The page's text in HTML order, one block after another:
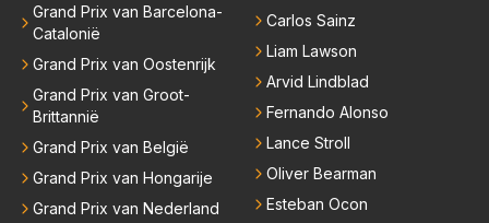
Grand Prix van Barcelona-
Catalonië
Grand Prix van Oostenrijk
Grand Prix van Groot-
Brittannië
Grand Prix van België
Grand Prix van Hongarije
Grand Prix van Nederland
Carlos Sainz
Liam Lawson
Arvid Lindblad
Fernando Alonso
Lance Stroll
Oliver Bearman
Esteban Ocon